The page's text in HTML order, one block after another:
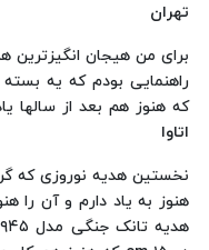
تهران
برای من هیجان انگیزترین
راهنمایی بودم که یه
که هنوز هم بعد از
اتاوا
هنوز به یاد دارم و آن را